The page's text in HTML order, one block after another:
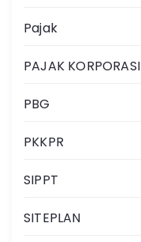
Pajak
PAJAK KORPORASI
PBG
PKKPR
SIPPT
SITEPLAN